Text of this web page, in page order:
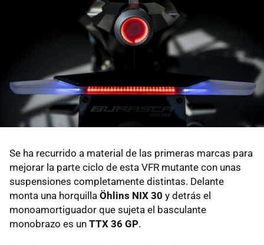
Se ha recurrido a material de las primeras marcas para
mejorar la parte ciclo de esta VFR mutante con unas
suspensiones completamente distintas. Delante
monta una horquilla Öhlins NIX 30 y detrás el
monoamortiguador que sujeta el basculante
monobrazo es un TTX 36 GP.